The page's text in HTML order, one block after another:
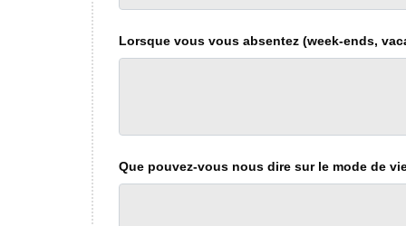
Lorsque vous vous absentez (week-ends,
Que pouvez-vous nous dire sur le mode de